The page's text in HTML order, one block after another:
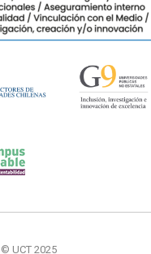
© UCT 2025